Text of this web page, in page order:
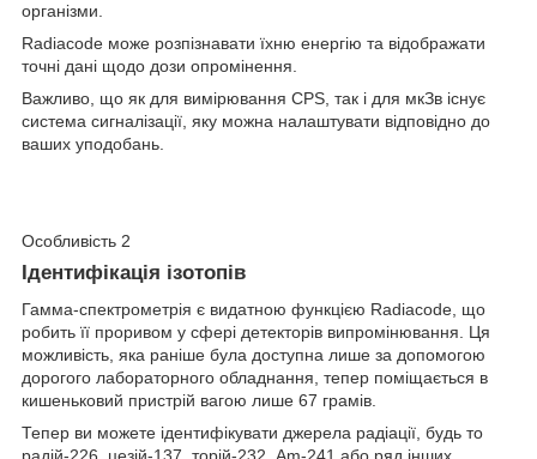
організми.
Radiacode може розпізнавати їхню енергію та відображати
точні дані щодо дози опромінення.
Важливо, що як для вимірювання CPS, так і для мкЗв існує
система сигналізації, яку можна налаштувати відповідно до
ваших уподобань.
Особливість 2
Ідентифікація ізотопів
Гамма-спектрометрія є видатною функцією Radiacode, що
робить її проривом у сфері детекторів випромінювання. Ця
можливість, яка раніше була доступна лише за допомогою
дорогого лабораторного обладнання, тепер поміщається в
кишеньковий пристрій вагою лише 67 грамів.
Тепер ви можете ідентифікувати джерела радіації, будь то